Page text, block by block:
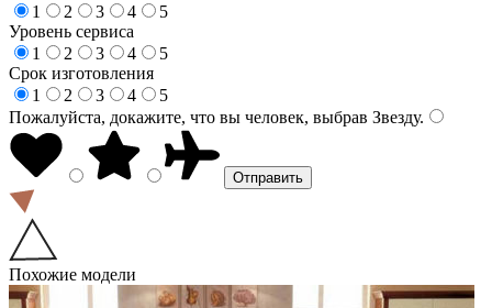
1
2 3 4
5
Уровень сервиса
1
2 3 4
5
Срок изготовления
1
2 3 4
5
Пожалуйста, докажите, что вы человек, выбрав Звезду.
Похожие модели